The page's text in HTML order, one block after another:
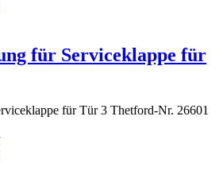
für Serviceklappe für
für Tür 3 Thetford-Nr. 26601